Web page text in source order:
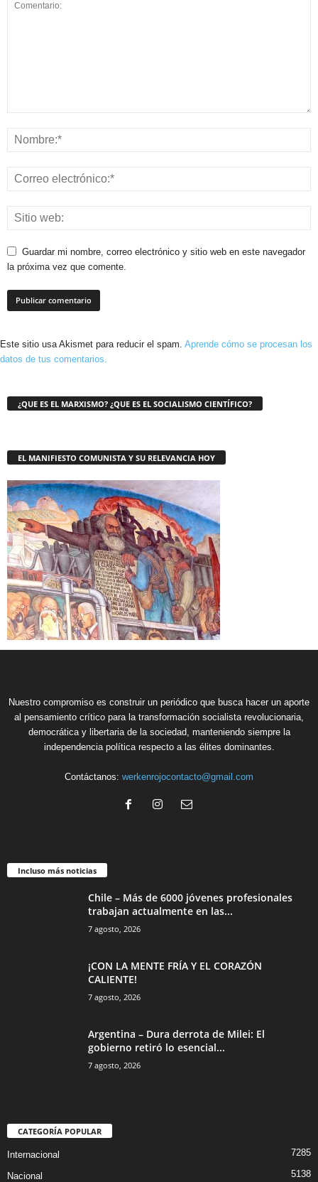
Guardar mi nombre, correo electrónico y sitio web en este navegador
la próxima vez que comente.
Este sitio usa Akismet para reducir el spam. Aprende cómo se procesan los
datos de tus comentarios.
¿QUE ES EL MARXISMO? ¿QUE ES EL SOCIALISMO CIENTÍFICO?
EL MANIFIESTO COMUNISTA Y SU RELEVANCIA HOY
Nuestro compromiso es construir un periódico que busca hacer un aporte
al pensamiento crítico para la transformación socialista revolucionaria,
democrática y libertaria de la sociedad, manteniendo siempre la
independencia política respecto a las élites dominantes.
Contáctanos: werkenrojocontacto@gmail.com
Incluso más noticias
Chile – Más de 6000 jóvenes profesionales
trabajan actualmente en las...
7 agosto, 2026
¡CON LA MENTE FRÍA Y EL CORAZÓN
CALIENTE!
7 agosto, 2026
Argentina – Dura derrota de Milei: El
gobierno retiró lo esencial...
7 agosto, 2026
CATEGORÍA POPULAR
Internacional 7285
Nacional 5138